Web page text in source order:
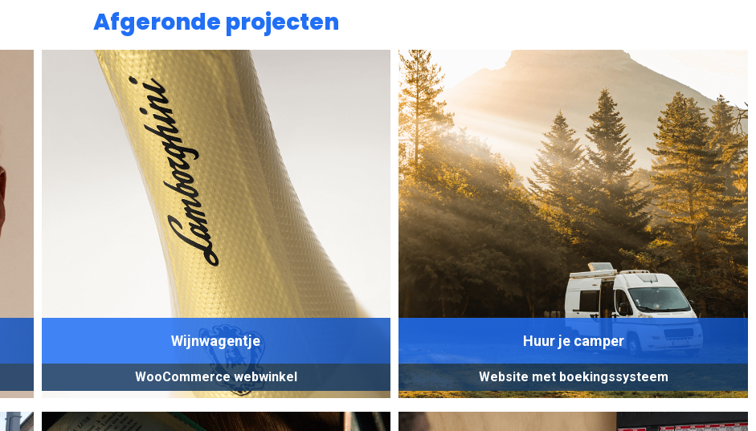
Afgeronde projecten
Wijnwagentje
WooCommerce webwinkel
Huur je camper
Website met boekingssysteem